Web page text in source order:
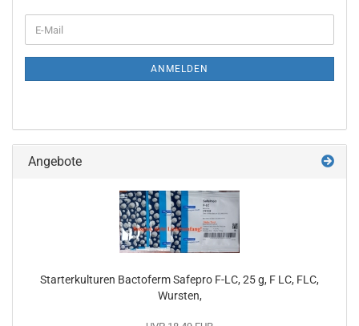
ZUR
E-
Mail
ANMELDEN
Angebote
Starterkulturen Bactoferm Safepro F-LC, 25 g, F LC, FLC,
Wursten,